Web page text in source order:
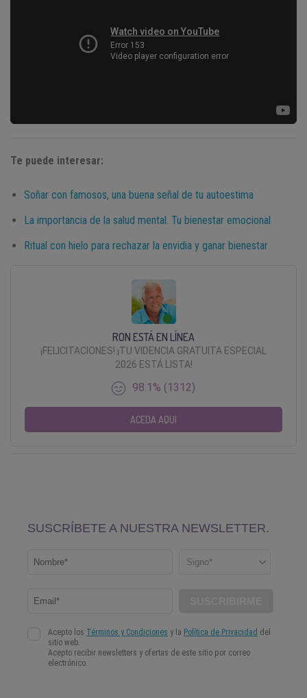
Te puede interesar:
Soñar con famosos, una buena señal de tu autoestima
La importancia de la salud mental. Tu bienestar emocional
Ritual con hielo para rechazar la envidia y ganar bienestar
RON ESTÁ EN LÍNEA
¡FELICITACIONES! ¡TU VIDENCIA GRATUITA ESPECIAL
2026 ESTÁ LISTA!
98.1% (1312)
ACEDA AQUI